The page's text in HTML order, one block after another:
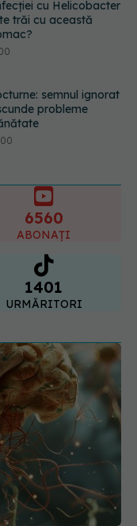
semnul ignorat
probleme
esențial de
a opri căderea
6560
ABONAȚI
1401
URMĂRITORI